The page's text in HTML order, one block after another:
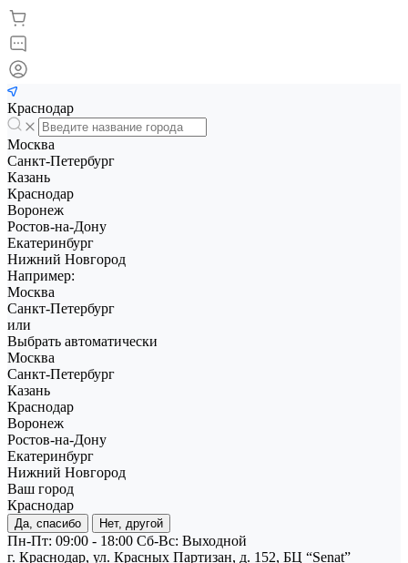
Краснодар
Москва
Санкт-Петербург
Казань
Краснодар
Воронеж
Ростов-на-Дону
Екатеринбург
Нижний Новгород
Например:
Москва
Санкт-Петербург
или
Выбрать автоматически
Москва
Санкт-Петербург
Казань
Краснодар
Воронеж
Ростов-на-Дону
Екатеринбург
Нижний Новгород
Ваш город
Краснодар
Да, спасибо Нет, другой
Пн-Пт: 09:00 - 18:00 Cб-Вс: Выходной
г. Краснодар, ул. Красных Партизан, д. 152, БЦ “Senat”